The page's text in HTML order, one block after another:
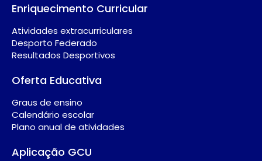
Enriquecimento Curricular
Atividades extracurriculares
Desporto Federado
Resultados Desportivos
Oferta Educativa
Graus de ensino
Calendário escolar
Plano anual de atividades
Aplicação GCU